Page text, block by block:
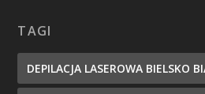
TAGI
DEPILACJA LASEROWA BIELSKO